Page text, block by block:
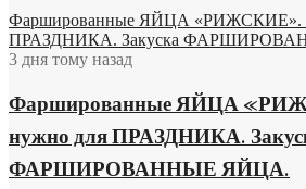
Фаршированные ЯЙЦА «РИЖСКИЕ».
ПРАЗДНИКА. Закуска
3 дня тому назад
Фаршированные ЯЙЦА
нужно для ПРАЗДНИКА.
ФАРШИРОВАННЫЕ ЯЙЦА.